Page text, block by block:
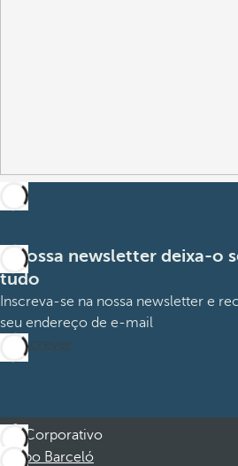
A nossa newsletter deixa-o
tudo
Inscreva-se na nossa newsletter e
seu endereço de e-mail
Subscrever
Corporativo
Grupo Barceló